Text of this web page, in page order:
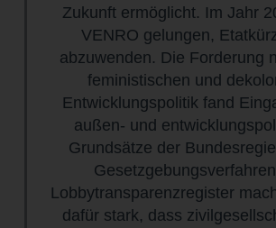
Zukunft ermöglicht. Im Jahr
VENRO gelungen,
abzuwenden. Die Forderung
feministischen und
Entwicklungspolitik fand
außen- und
Grundsätze der
Lobbytransparenzregister
dafür stark, dass